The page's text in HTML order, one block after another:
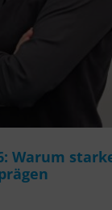
Warum